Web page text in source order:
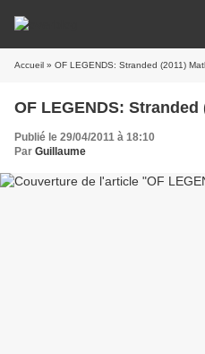
Accueil » OF LEGENDS: Stranded (2011)
OF LEGENDS: Stranded
Publié le 29/04/2011 à 18:10
Par Guillaume